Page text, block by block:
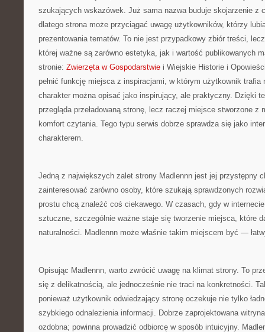
szukających wskazówek. Już sama nazwa buduje skojarzenie z
dlatego strona może przyciągać uwagę użytkowników, którzy
prezentowania tematów. To nie jest przypadkowy zbiór treści,
której ważne są zarówno estetyka, jak i wartość publikowanych
stronie: Zwierzęta w Gospodarstwie i Wiejskie Historie i
pełnić funkcję miejsca z inspiracjami, w którym użytkownik trafia
charakter można opisać jako inspirujący, ale praktyczny. Dzięki
przegląda przeładowaną stronę, lecz raczej miejsce stworzone z
komfort czytania. Tego typu serwis dobrze sprawdza się jako
charakterem.
Jedną z największych zalet strony Madlennn jest jej przystępny
zainteresować zarówno osoby, które szukają sprawdzonych
prostu chcą znaleźć coś ciekawego. W czasach, gdy w
sztuczne, szczególnie ważne staje się tworzenie miejsca, które
naturalności. Madlennn może właśnie takim miejscem być —
Opisując Madlennn, warto zwrócić uwagę na klimat strony. To
się z delikatnością, ale jednocześnie nie traci na konkretności.
ponieważ użytkownik odwiedzający stronę oczekuje nie tylko
szybkiego odnalezienia informacji. Dobrze zaprojektowana
ozdobna; powinna prowadzić odbiorcę w sposób intuicyjny.